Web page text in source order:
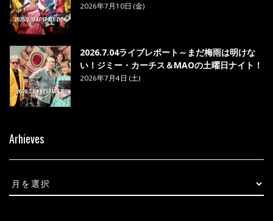
2026年7月10日 (金)
2026.7.04ライブレポート～まだ梅雨は明けな
い！ジミー・カーチス＆MAOの土曜日ナイト！
2026年7月4日 (土)
Arhieves
Arhieves